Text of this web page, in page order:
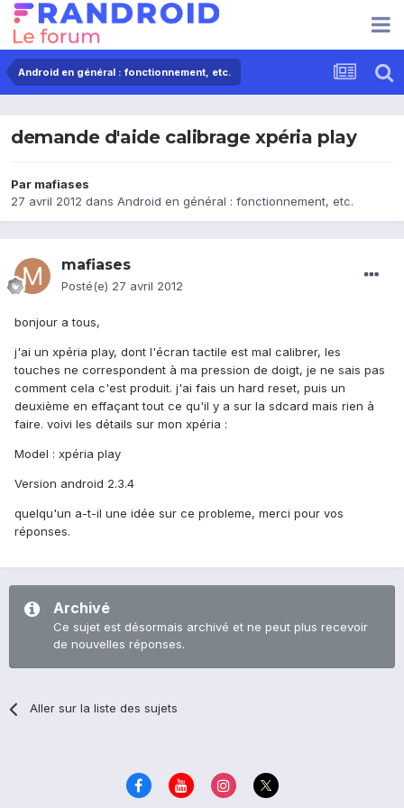
Android en général : fonctionnement, etc.
demande d'aide calibrage xpéria play
Par mafiases
27 avril 2012 dans Android en général : fonctionnement, etc.
mafiases
Posté(e) 27 avril 2012
bonjour a tous,
j'ai un xpéria play, dont l'écran tactile est mal calibrer, les
touches ne correspondent à ma pression de doigt, je ne sais pas
comment cela c'est produit. j'ai fais un hard reset, puis un
deuxième en effaçant tout ce qu'il y a sur la sdcard mais rien à
faire. voivi les détails sur mon xpéria :
Model : xpéria play
Version android 2.3.4
quelqu'un a-t-il une idée sur ce probleme, merci pour vos
réponses.
Archivé
Ce sujet est désormais archivé et ne peut plus recevoir
de nouvelles réponses.
Aller sur la liste des sujets